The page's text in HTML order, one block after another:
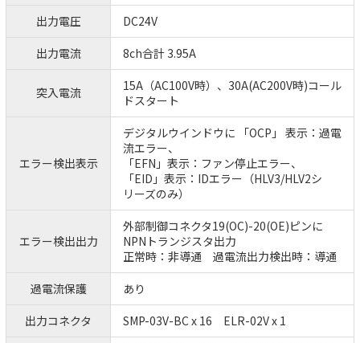
出力電圧
DC24V
出力電流
8ch合計 3.95A
突入電流
15A（AC100V時）、30A(AC200V時)コール
ドスタート
エラー検出表示
デジタルウインドウに 「OCP」 表示：過電
流エラー、
「EFN」表示：ファン停止エラー、
「EID」表示：IDエラー（HLV3/HLV2シ
リーズのみ）
エラー検出出力
外部制御コネクタ19(OC)-20(OE)ピンに
NPNトランジスタ出力
正常時：非導通 過電流出力検出時：導通
過電流保護
あり
出力コネクタ
SMP-03V-BC x 16 ELR-02V x 1